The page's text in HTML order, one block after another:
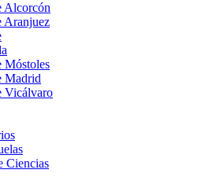
Alcorcón
Aranjuez
Móstoles
Madrid
Vicálvaro
Ciencias